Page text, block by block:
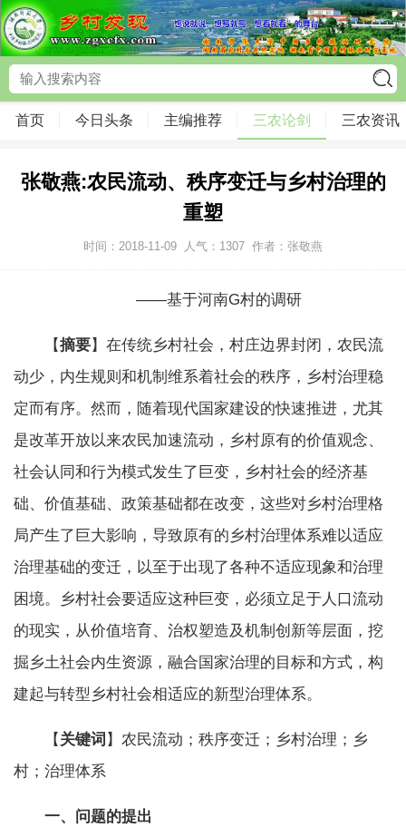
首页 今日头条 主编推荐 三农论剑 三农资讯
张敬燕:农民流动、秩序变迁与乡村治理的
重塑
时间：2018-11-09 人气： 1307 作者：张敬燕
——基于河南G村的调研
【摘要】在传统乡村社会，村庄边界封闭，农民流
动少，内生规则和机制维系着社会的秩序，乡村治理稳
定而有序。然而，随着现代国家建设的快速推进，尤其
是改革开放以来农民加速流动，乡村原有的价值观念、
社会认同和行为模式发生了巨变，乡村社会的经济基
础、价值基础、政策基础都在改变，这些对乡村治理格
局产生了巨大影响，导致原有的乡村治理体系难以适应
治理基础的变迁，以至于出现了各种不适应现象和治理
困境。乡村社会要适应这种巨变，必须立足于人口流动
的现实，从价值培育、治权塑造及机制创新等层面，挖
掘乡土社会内生资源，融合国家治理的目标和方式，构
建起与转型乡村社会相适应的新型治理体系。
【 关键词 】农民流动；秩序变迁；乡村治理；乡
村；治理体系
一、问题的提出